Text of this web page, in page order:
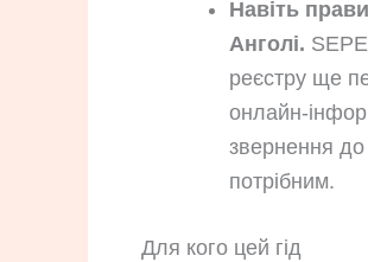
Навіть
Анголі.
реєстру ще
онлайн-
звернення
потрібним.
Для кого цей гід